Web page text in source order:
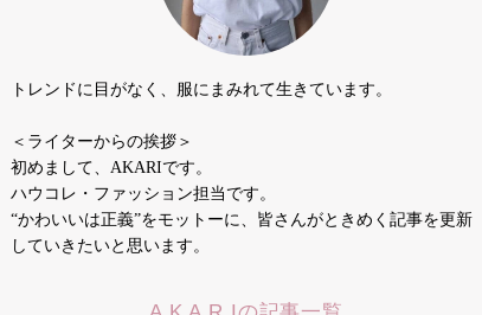
トレンドに目がなく、服にまみれて生きています。
＜ライターからの挨拶＞
初めまして、AKARIです。
ハウコレ・ファッション担当です。
“かわいいは正義”をモットーに、皆さんがときめく記事を更新
していきたいと思います。